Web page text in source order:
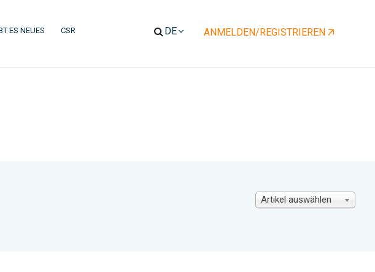
ES NEUES (CURRENT)
CSR ANMELDEN/REGISTRIEREN
Artikel auswählen